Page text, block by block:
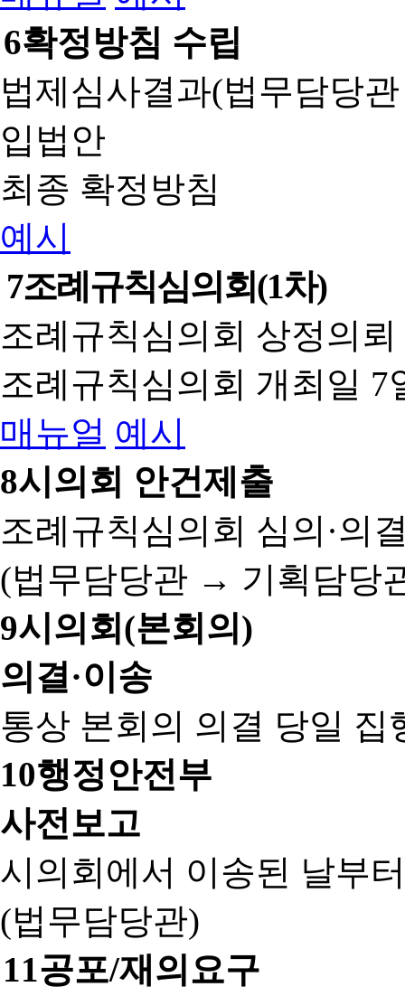
6확정방침 수립
법제심사결과(법무담당
입법안
최종 확정방침
예시
7조례규칙심의회(1차)
조례규칙심의회 상정의
조례규칙심의회 개최일 7
매뉴얼 예시
8시의회 안건제출
조례규칙심의회 심의·의
(법무담당관 → 기획담당
9시의회(본회의)
의결·이송
통상 본회의 의결 당일 집
10행정안전부
사전보고
시의회에서 이송된 날부
(법무담당관)
11공포/재의요구